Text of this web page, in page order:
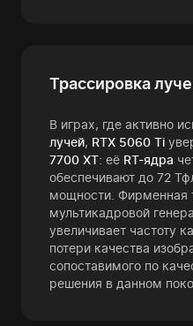
Трассировка
В играх, где активно
лучей, RTX 5060 Ti
7700 XT: её RT-ядра
обеспечивают до 72
мощности. Фирменная
мультикадровой
увеличивает частоту
потери качества
сопоставимого по
решения в данном